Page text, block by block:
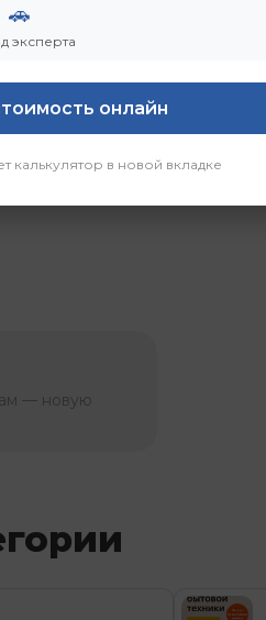
— новую
🚗
эксперта
онлайн
калькулятор в новой вкладке